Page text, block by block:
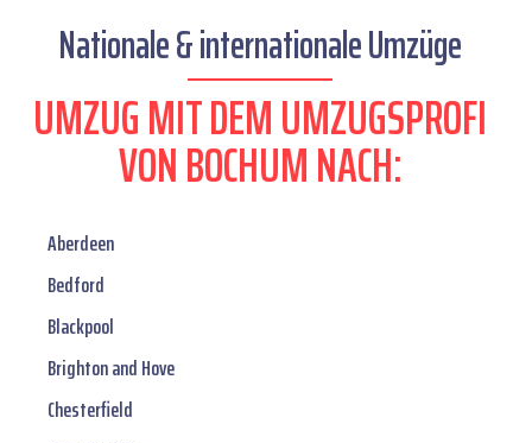
Nationale & internationale Umzüge
UMZUG MIT DEM UMZUGSPROFI
VON BOCHUM NACH:
Aberdeen
Bedford
Blackpool
Brighton and Hove
Chesterfield